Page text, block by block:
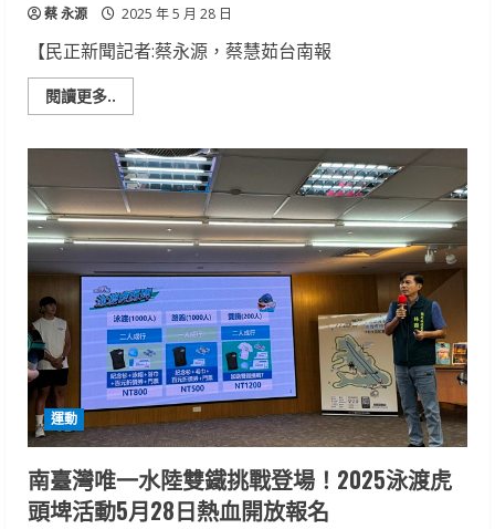
蔡 永源 2025 年 5 月 28 日
【民正新聞記者:蔡永源，蔡慧茹台南報
閱讀更多..
more
南
區
農
改
場
籲
農
友
加
強
田
間
排
水
及
病
害
防
治
工
運動
南臺灣唯一水陸雙鐵挑戰登場！2025泳渡虎
頭埤活動5月28日熱血開放報名